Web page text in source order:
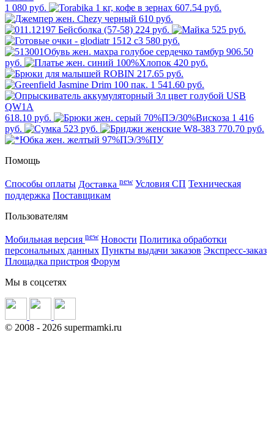
1 080 руб.
607.54 руб.
610 руб.
224 руб.
525 руб.
580 руб.
906.50
руб.
420 руб.
217.65 руб.
1 541.60 руб.
618.10 руб.
1 416
руб.
523 руб. 770.70 руб.
Помощь
Способы оплаты Доставка new Условия СП Техническая
поддержка Поставщикам
Пользователям
Мобильная версия new Новости Политика обработки
персональных данных Пункты выдачи заказов Экспресс-заказ
Площадка пристроя Форум
Мы в соцсетях
© 2008 - 2026 supermamki.ru